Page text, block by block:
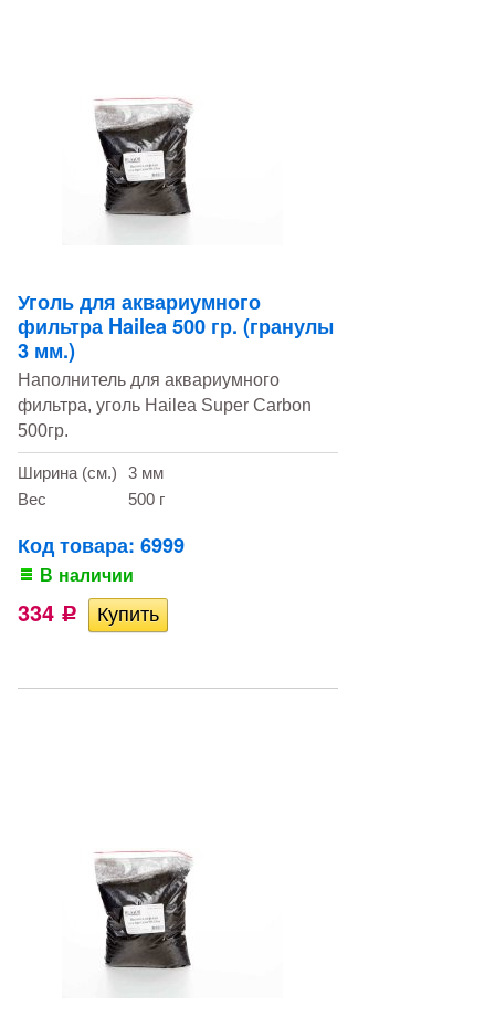
Уголь для аквариумного
фильтра Hailea 500 гр. (гранулы
3 мм.)
Наполнитель для аквариумного
фильтра, уголь Hailea Super Carbon
500гр.
Ширина (см.)
3 мм
Вес
500 г
Код товара: 6999
В наличии
334 Р